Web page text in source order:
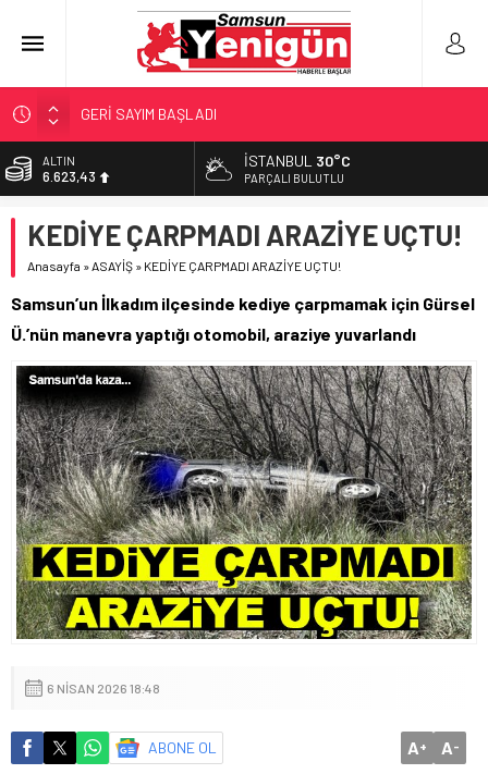
GERİ SAYIM BAŞLADI
SAMSUNSPOR’DA HEDEF 5’İNCİLİK!
‘BAFRA’YA YATIRIM YAPIN!’
YÖNETİCİ SEÇERKEN YAPILAN EN BÜYÜK HATALAR
ALTIN
6.623,43
13.785,25
DOLAR
55,0748
İSTANBUL 30°C
PARÇALI BULUTLU
KEDİYE ÇARPMADI ARAZİYE UÇTU!
Anasayfa »ASAYİŞ » KEDİYE ÇARPMADI ARAZİYE UÇTU!
Samsun’un İlkadım ilçesinde kediye çarpmamak için Gürsel
Ü.’nün manevra yaptığı otomobil, araziye yuvarlandı
6 NISAN 2026 18:48
ABONE OL A+ A-